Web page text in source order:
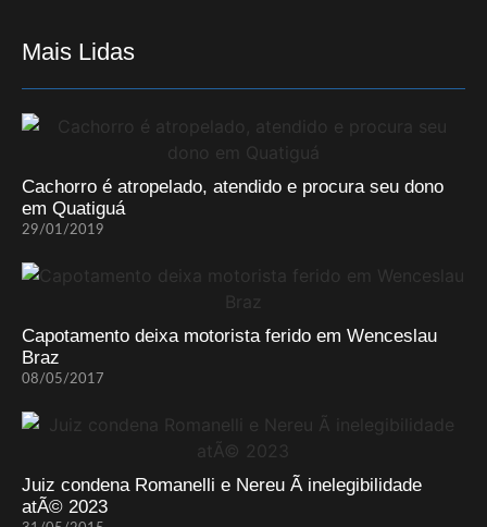
Mais Lidas
Cachorro é atropelado, atendido e procura seu dono
em Quatiguá
29/01/2019
Capotamento deixa motorista ferido em Wenceslau
Braz
08/05/2017
Juiz condena Romanelli e Nereu Ã inelegibilidade
atÃ© 2023